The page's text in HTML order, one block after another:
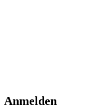
Anmelden